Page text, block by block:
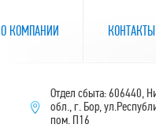
О КОМПАНИИ КОНТАКТЫ
Отдел сбыта: 606440,
обл., г. Бор,
пом. П16